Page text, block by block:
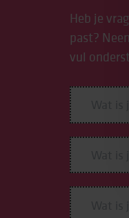
Heb je
past?
vul